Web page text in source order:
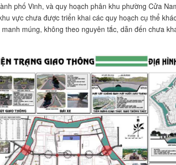
phố Vinh, và quy hoạch phân khu phường Cửa
vực chưa được triển khai các quy hoạch cụ thể
múng, không theo nguyên tắc, dẫn đến chưa